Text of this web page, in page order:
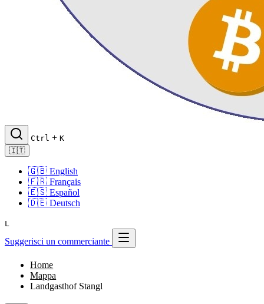
Ctrl + K
🇮🇹
🇬🇧 English
🇫🇷 Français
🇪🇸 Español
🇩🇪 Deutsch
L
Suggerisci un commerciante
Home
Mappa
Landgasthof Stangl